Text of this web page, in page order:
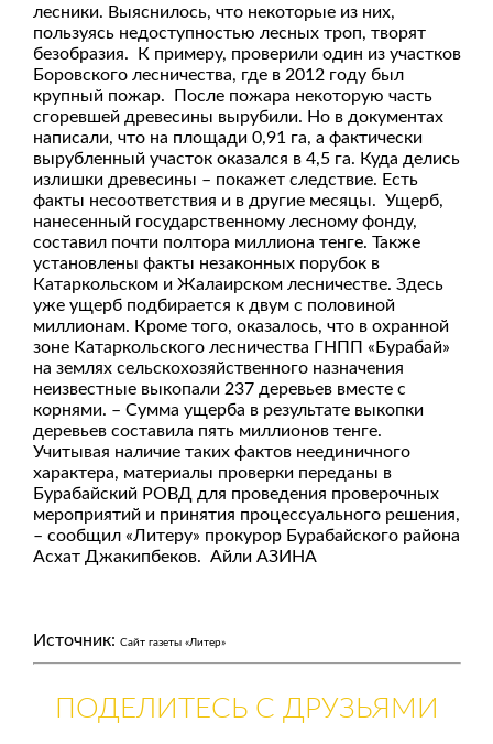
лесники. Выяснилось, что некоторые из них,
пользуясь недоступностью лесных троп, творят
безобразия. К примеру, проверили один из участков
Боровского лесничества, где в 2012 году был
крупный пожар. После пожара некоторую часть
сгоревшей древесины вырубили. Но в документах
написали, что на площади 0,91 га, а фактически
вырубленный участок оказался в 4,5 га. Куда делись
излишки древесины – покажет следствие. Есть
факты несоответствия и в другие месяцы. Ущерб,
нанесенный государственному лесному фонду,
составил почти полтора миллиона тенге. Также
установлены факты незаконных порубок в
Катаркольском и Жалаирском лесничестве. Здесь
уже ущерб подбирается к двум с половиной
миллионам. Кроме того, оказалось, что в охранной
зоне Катаркольского лесничества ГНПП «Бурабай»
на землях сельскохозяйственного назначения
неизвестные выкопали 237 деревьев вместе с
корнями. – Сумма ущерба в результате выкопки
деревьев составила пять миллионов тенге.
Учитывая наличие таких фактов неединичного
характера, материалы проверки переданы в
Бурабайский РОВД для проведения проверочных
мероприятий и принятия процессуального решения,
– сообщил «Литеру» прокурор Бурабайского района
Асхат Джакипбеков. Айли АЗИНА
Источник: Сайт газеты «Литер»
ПОДЕЛИТЕСЬ С ДРУЗЬЯМИ